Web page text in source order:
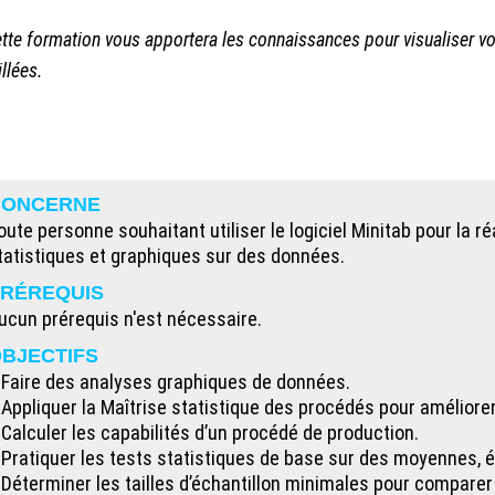
formation vous apportera les connaissances pour visualiser
personne souhaitant utiliser le logiciel Minitab pour la
et graphiques sur des données.
prérequis n'est nécessaire.
des analyses graphiques de données.
la Maîtrise statistique des procédés pour
les capabilités d’un procédé de production.
les tests statistiques de base sur des moyennes,
les tailles d’échantillon minimales pour